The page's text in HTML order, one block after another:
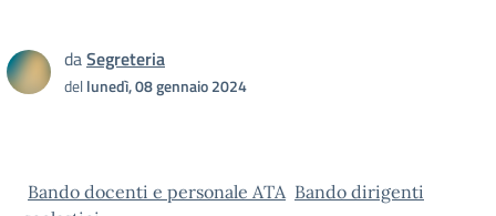
daSegreteria
dellunedì, 08 gennaio 2024
Bando docenti e personale ATA Bando dirigenti